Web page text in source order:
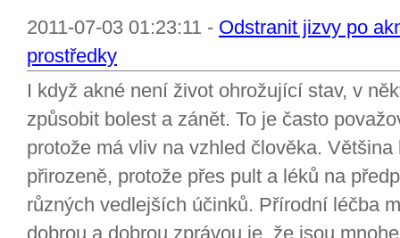
2011-07-03 01:23:11 - Odstranit jizvy po
prostředky
I když akné není život ohrožující stav, v
způsobit bolest a zánět. To je často
protože má vliv na vzhled člověka.
přirozeně, protože přes pult a léků na
různých vedlejších účinků. Přírodní léčba
dobrou a dobrou zprávou je, že jsou